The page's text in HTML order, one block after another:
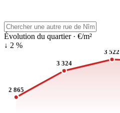
Évolution du quartier · €/m²
↓ 2 %
2 865
3 324
3 522